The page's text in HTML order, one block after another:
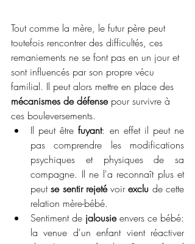
Tout comme la mère, le futur père peut
toutefois rencontrer des difficultés, ces
remaniements ne se font pas en un jour et
sont influencés par son propre vécu
familial. Il peut alors mettre en place des
mécanismes de défense pour survivre à
ces bouleversements.
Il peut être fuyant: en effet il peut ne
pas comprendre les modifications
psychiques et physiques de sa
compagne. Il ne l'a reconnaît plus et
peut se sentir rejeté voir exclu de cette
relation mère-bébé.
Sentiment de jalousie envers ce bébé:
la venue d'un enfant vient réactiver